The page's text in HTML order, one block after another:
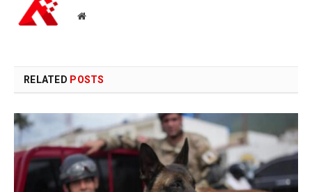
Website
RELATED POSTS